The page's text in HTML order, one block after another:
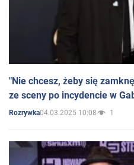
"Nie chcesz, żeby się
ze sceny po incydencie w
Rozrywka04.03.2025 10:08 1